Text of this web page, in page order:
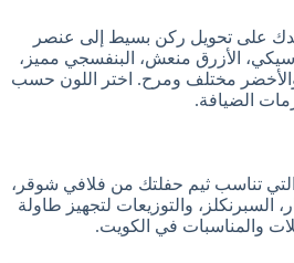
على تحويل ركن بسيط إلى عنصر
الأزرق منعش، البنفسجي مميز،
والأخضر مختلف ومرح. اختر اللون حسب
الضيافة.
تناسب ثيم حفلتك من فلافي شوقر،
والتوزيعات لتجهيز طاولة
والمناسبات في الكويت.